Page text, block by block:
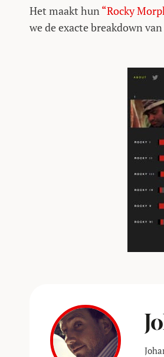
Het maakt hun “Rocky
we de exacte breakdown